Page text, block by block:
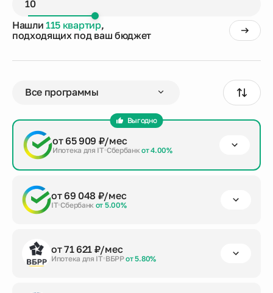
Нашли 115 квартир,
подходящих под ваш бюджет
Выгодно
Ипотека для IT Сбербанкот 4.00%
от 65 909 ₽/мес
от 20%
первый взнос
до 30 лет
Заказать консультацию
IT Сбербанк от 5.00%
от 69 048 ₽/мес
от 20%
первый взнос
до 30 лет
Заказать консультацию
Ипотека для IT ВБРРот 5.80%
от 71 621 ₽/мес